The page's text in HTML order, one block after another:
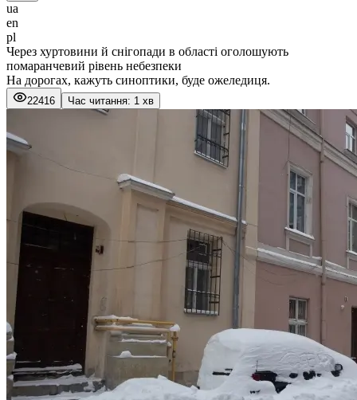
ua
en
pl
Через хуртовини й снігопади в області оголошують
помаранчевий рівень небезпеки
На дорогах, кажуть синоптики, буде ожеледиця.
22416 Час читання: 1 хв